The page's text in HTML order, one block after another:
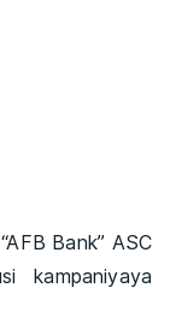
Bank” ASC
kampaniyaya